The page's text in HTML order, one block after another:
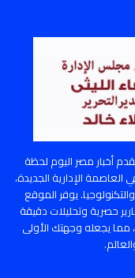
أخبار مصر اليوم لحظة
الإدارية الجديدة،
يوفر الموقع
حصرية وتحليلات دقيقة
يجعله وجهتك الأولى